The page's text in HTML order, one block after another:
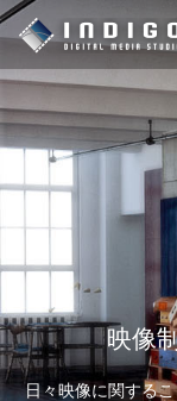
映像
日々映像に関する